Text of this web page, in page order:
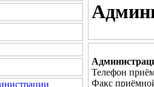
Телефон
Факс